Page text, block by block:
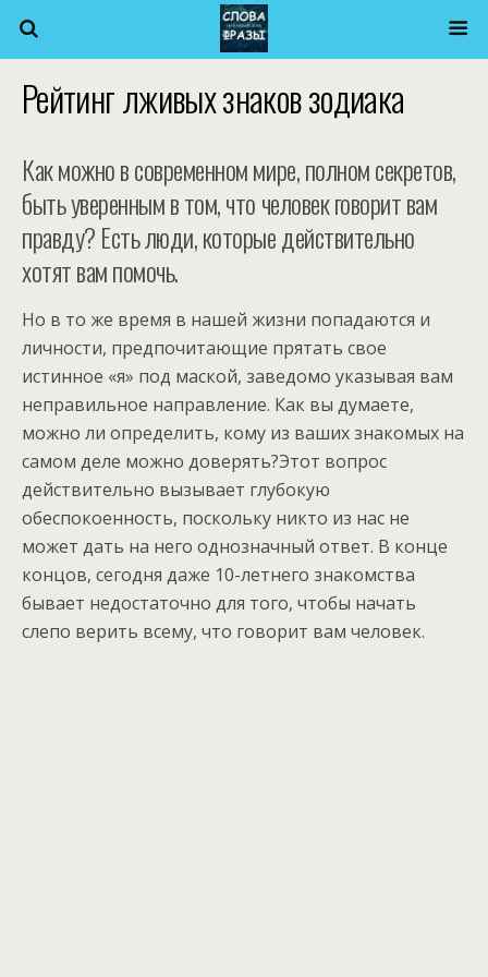
Рейтинг лживых знаков зодиака
Как можно в современном мире, полном секретов,
быть уверенным в том, что человек говорит вам
правду? Есть люди, которые действительно
хотят вам помочь.
Но в то же время в нашей жизни попадаются и
личности, предпочитающие прятать свое
истинное «я» под маской, заведомо указывая вам
неправильное направление. Как вы думаете,
можно ли определить, кому из ваших знакомых на
самом деле можно доверять?Этот вопрос
действительно вызывает глубокую
обеспокоенность, поскольку никто из нас не
может дать на него однозначный ответ. В конце
концов, сегодня даже 10-летнего знакомства
бывает недостаточно для того, чтобы начать
слепо верить всему, что говорит вам человек.